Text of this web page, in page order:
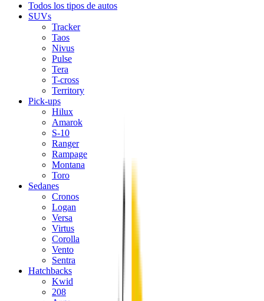
Todos los tipos de autos
SUVs
Tracker
Taos
Nivus
Pulse
Tera
T-cross
Territory
Pick-ups
Hilux
Amarok
S-10
Ranger
Rampage
Montana
Toro
Sedanes
Cronos
Logan
Versa
Virtus
Corolla
Vento
Sentra
Hatchbacks
Kwid
208